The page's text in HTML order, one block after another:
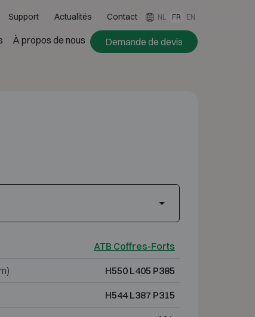
Support Actualités Contact NL FR EN
À propos de nous Demande de devis
ATB Coffres-Forts
H550 L405 P385
H544 L387 P315